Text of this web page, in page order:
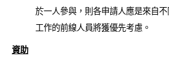
於一人參與，則各申請人應是來自
工作的前線人員將獲優先考慮。
資助